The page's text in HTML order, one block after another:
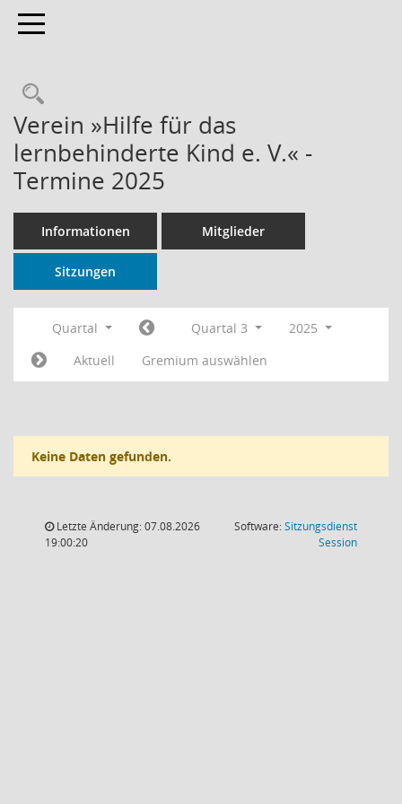
Toggle navigation
Rechercheauswahl
Verein »Hilfe für das
lernbehinderte Kind e. V.« -
Termine 2025
Informationen Mitglieder
Sitzungen
Quartal Quartal 3
2025
Aktuell
Gremium auswählen
Keine Daten gefunden.
Letzte Änderung: 07.08.2026
19:00:20
Software:Sitzungsdienst
Session(Wird in